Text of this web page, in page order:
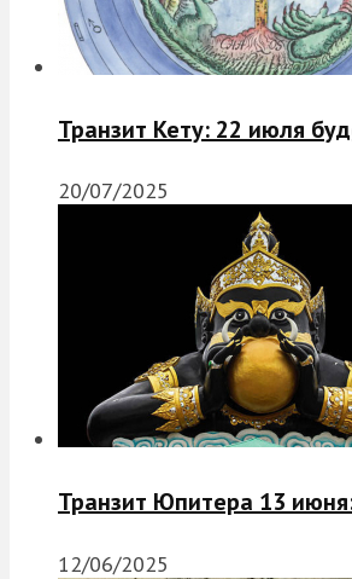
Транзит Кету: 22 июля
20/07/2025
Транзит Юпитера 13
12/06/2025